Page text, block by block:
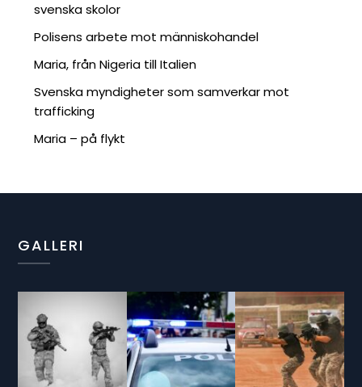
svenska skolor
Polisens arbete mot människohandel
Maria, från Nigeria till Italien
Svenska myndigheter som samverkar mot
trafficking
Maria – på flykt
GALLERI